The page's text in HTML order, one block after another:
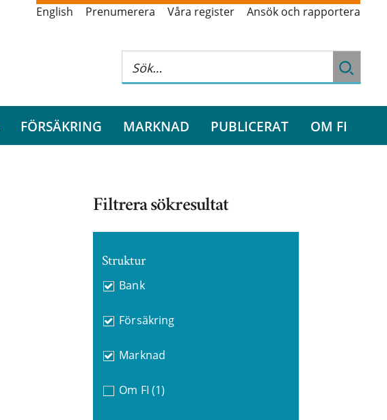
English Prenumerera Våra register Ansök och rapportera
FÖRSÄKRING MARKNAD PUBLICERAT OM FI
Filtrera sökresultat
Struktur
Bank
Försäkring
Marknad
Om FI (1)